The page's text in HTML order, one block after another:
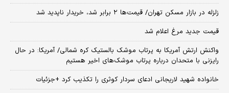
زلزله در بازار مسکن تهران/ قیمت‌ها ۲ برابر شد، خریدار ناپدید شد
قیمت جدید مرغ اعلام شد
واکنش ارتش آمریکا به پرتاب موشک بالستیک کره شمالی/ آمریکا: در حال
رایزنی با متحدان درباره پرتاب موشک‌های اخیر هستیم
خانواده شهید لاریجانی ادعای سردار کوثری را تکذیب کرد +جزئیات